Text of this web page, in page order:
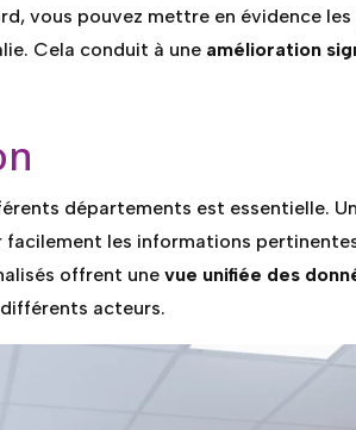
vous pouvez mettre en évidence
Cela conduit à une amélioration
départements est essentielle.
les informations
offrent unevue unifiée des
acteurs.